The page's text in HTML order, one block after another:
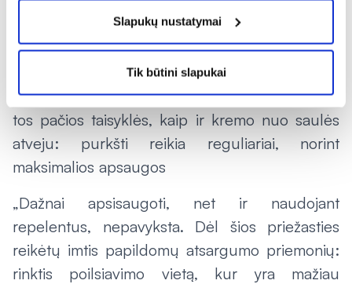
Slapukų nustatymai
Tik būtini slapukai
Apsaugai nuo kenkėjiškų gyvių, tarp jų ir erkių,
vaistininkas siūlo rinktis repelentus, kurie
atbaido vabzdžius, skleisdami jiems nemalonų
kvapą. Naudojant šią priemonę, svarbu laikytis
tos pačios taisyklės, kaip ir kremo nuo saulės
atveju: purkšti reikia reguliariai, norint
maksimalios apsaugos
„Dažnai apsisaugoti, net ir naudojant
repelentus, nepavyksta. Dėl šios priežasties
reikėtų imtis papildomų atsargumo priemonių:
rinktis poilsiavimo vietą, kur yra mažiau